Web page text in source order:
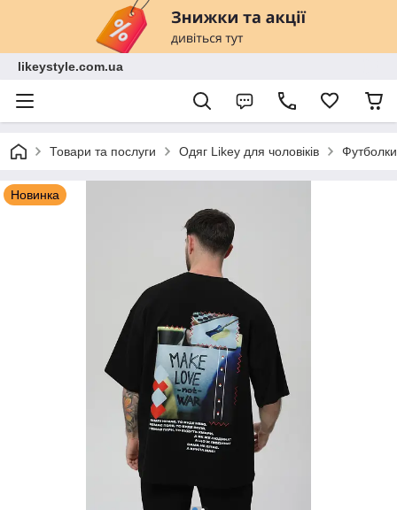
likeystyle.com.ua
Товари та послуги Одяг Likey для чоловіків Футболки
Новинка